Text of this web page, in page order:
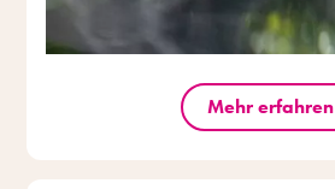
Mehr erfahren